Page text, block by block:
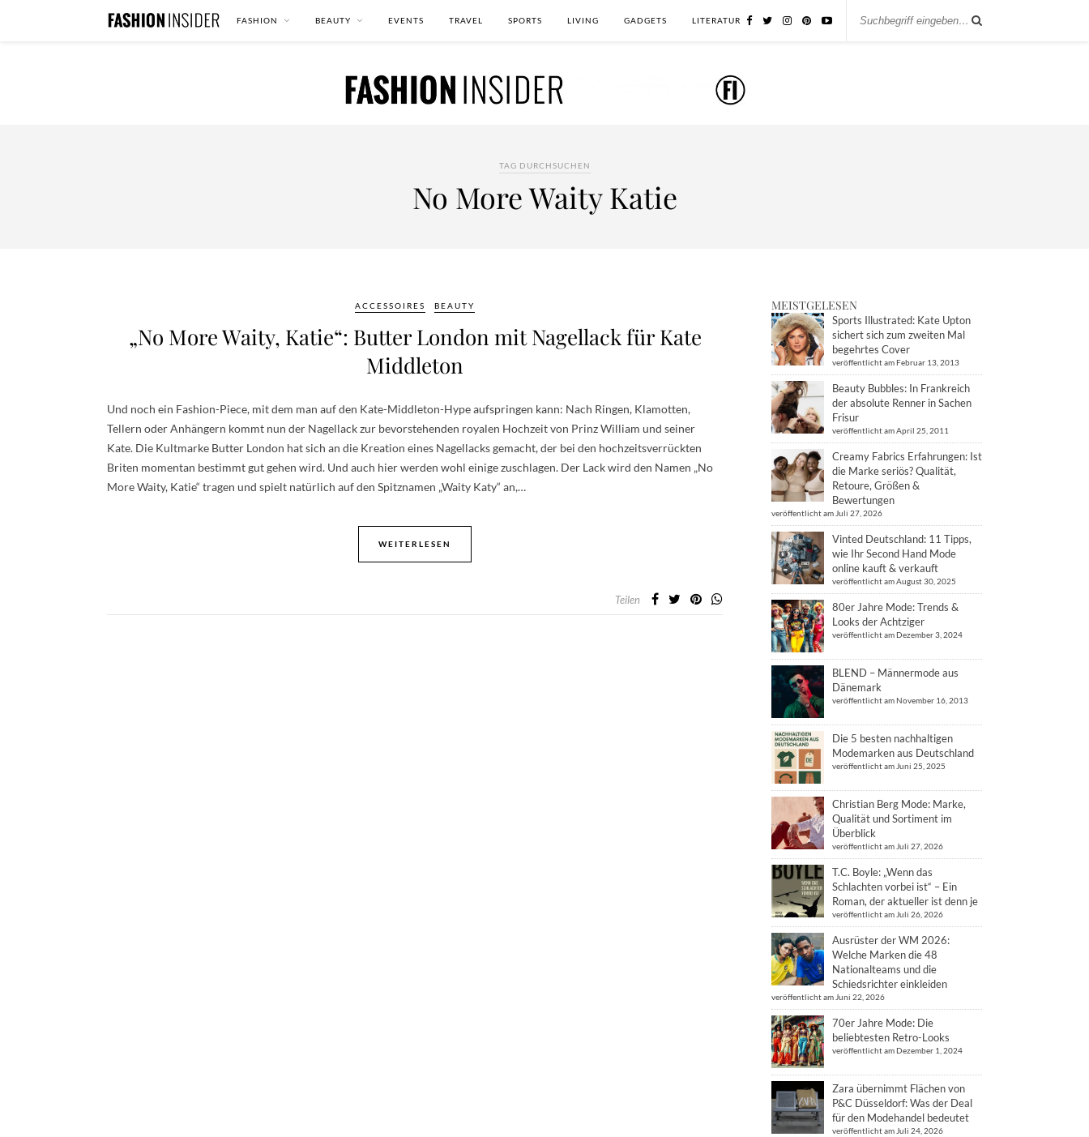
FASHION BEAUTY EVENTS TRAVEL SPORTS LIVING GADGETS LITERATUR
TAG DURCHSUCHEN
No More Waity Katie
ACCESSOIRES BEAUTY
„No More Waity, Katie“: Butter London mit Nagellack für Kate
Middleton
Und noch ein Fashion-Piece, mit dem man auf den Kate-Middleton-Hype aufspringen kann: Nach Ringen, Klamotten,
Tellern oder Anhängern kommt nun der Nagellack zur bevorstehenden royalen Hochzeit von Prinz William und seiner
Kate. Die Kultmarke Butter London hat sich an die Kreation eines Nagellacks gemacht, der bei den hochzeitsverrückten
Briten momentan bestimmt gut gehen wird. Und auch hier werden wohl einige zuschlagen. Der Lack wird den Namen „No
More Waity, Katie“ tragen und spielt natürlich auf den Spitznamen „Waity Katy“ an,…
WEITERLESEN
Teilen
MEISTGELESEN
Sports Illustrated: Kate Upton
sichert sich zum zweiten Mal
begehrtes Cover
veröffentlicht am Februar 13, 2013
Beauty Bubbles: In Frankreich
der absolute Renner in Sachen
Frisur
veröffentlicht am April 25, 2011
Creamy Fabrics Erfahrungen: Ist
die Marke seriös? Qualität,
Retoure, Größen &
Bewertungen
veröffentlicht am Juli 27, 2026
Vinted Deutschland: 11 Tipps,
wie Ihr Second Hand Mode
online kauft & verkauft
veröffentlicht am August 30, 2025
80er Jahre Mode: Trends &
Looks der Achtziger
veröffentlicht am Dezember 3, 2024
BLEND – Männermode aus
Dänemark
veröffentlicht am November 16, 2013
Die 5 besten nachhaltigen
Modemarken aus Deutschland
veröffentlicht am Juni 25, 2025
Christian Berg Mode: Marke,
Qualität und Sortiment im
Überblick
veröffentlicht am Juli 27, 2026
T.C. Boyle: „Wenn das
Schlachten vorbei ist“ – Ein
Roman, der aktueller ist denn je
veröffentlicht am Juli 26, 2026
Ausrüster der WM 2026:
Welche Marken die 48
Nationalteams und die
Schiedsrichter einkleiden
veröffentlicht am Juni 22, 2026
70er Jahre Mode: Die
beliebtesten Retro-Looks
veröffentlicht am Dezember 1, 2024
Zara übernimmt Flächen von
P&C Düsseldorf: Was der Deal
für den Modehandel bedeutet
veröffentlicht am Juli 24, 2026